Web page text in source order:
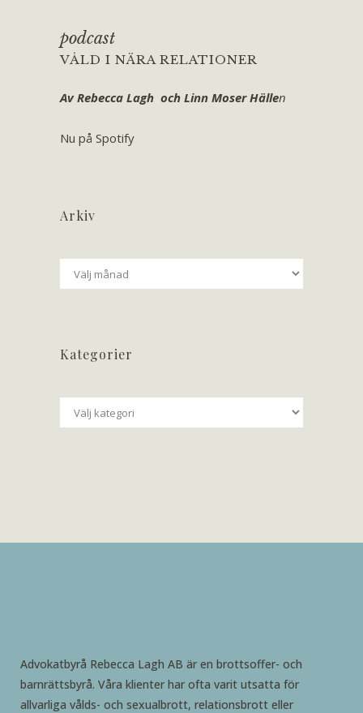
podcast
VÅLD I NÄRA RELATIONER
Av Rebecca Lagh och Linn Moser Hällen
Nu på Spotify
Arkiv
Arkiv
Kategorier
Kategorier
Advokatbyrå Rebecca Lagh AB är en brottsoffer- och
barnrättsbyrå. Våra klienter har ofta varit utsatta för
allvarliga vålds- och sexualbrott, relationsbrott eller